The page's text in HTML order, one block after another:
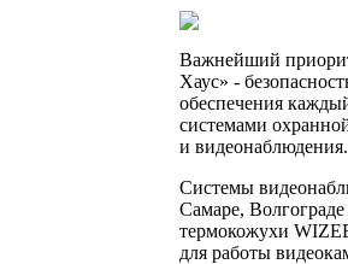
Важнейший
Хаус» -
обеспечения
системами
и видеонаблюдения.
Системы
Самаре,
термокожухи
для работы